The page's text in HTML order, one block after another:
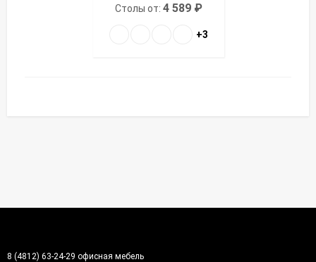
Столы от: 4 589 ₽
+3
8 (4812) 63-24-29 офисная мебель